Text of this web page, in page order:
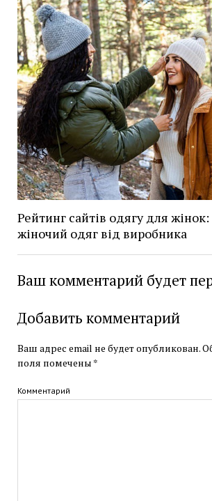
Рейтинг сайтів одягу для
жіночий одяг від виробника
Ваш комментарий будет
Добавить комментарий
Ваш адрес email не будет опубликован.
поля помечены *
Комментарий